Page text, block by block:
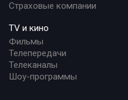
Страховые компании
TV и кино
Фильмы
Телепередачи
Телеканалы
Шоу-программы